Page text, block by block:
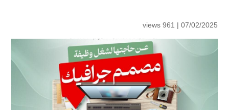
07/02/2025 |
961 views